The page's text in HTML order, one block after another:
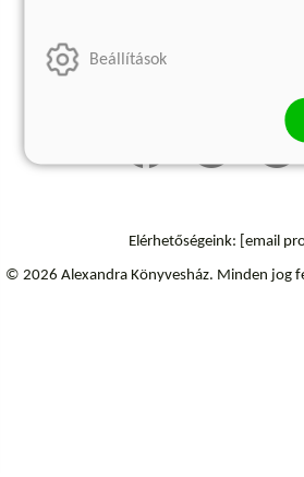
Szállítási információk
Elérhetőségeink: [email
© 2026 Alexandra Könyvesház. Minden jog
Beállítások